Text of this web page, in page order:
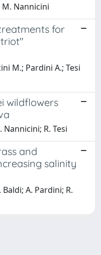
M. Nannicini
for
M.; Pardini A.; Tesi
wildflowers
Nannicini; R. Tesi
and
salinity
A. Pardini; R.